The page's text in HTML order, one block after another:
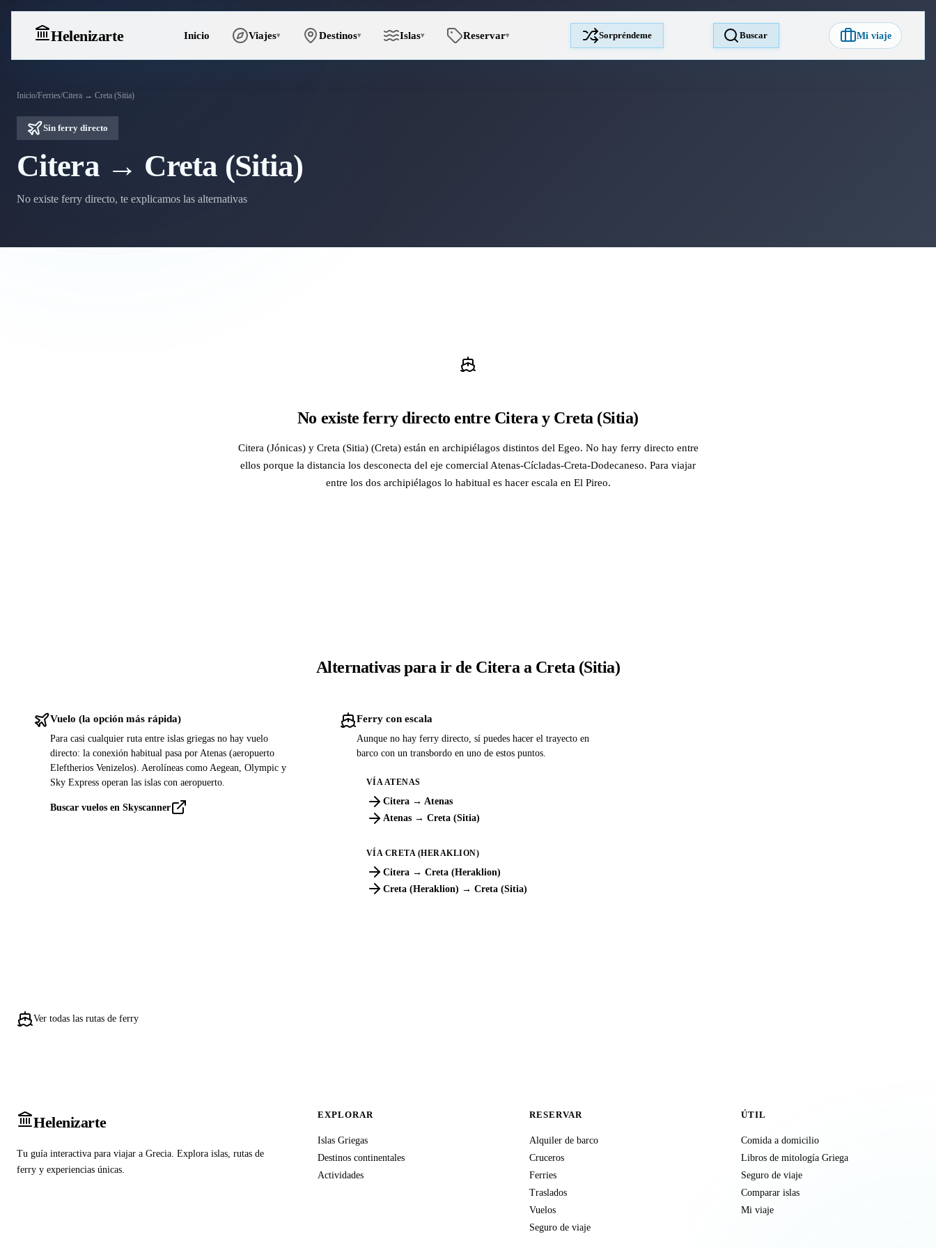
Helenizarte Inicio Viajes▾ Destinos▾ Islas▾ Reservar▾ Sorpréndeme Buscar Mi viaje
Inicio/Ferries/Citera → Creta (Sitia)
Sin ferry directo
Citera → Creta (Sitia)
No existe ferry directo, te explicamos las alternativas
No existe ferry directo entre Citera y Creta (Sitia)
Citera (Jónicas) y Creta (Sitia) (Creta) están en archipiélagos distintos del Egeo. No hay ferry directo entre
ellos porque la distancia los desconecta del eje comercial Atenas-Cícladas-Creta-Dodecaneso. Para viajar
entre los dos archipiélagos lo habitual es hacer escala en El Pireo.
Alternativas para ir de Citera a Creta (Sitia)
Vuelo (la opción más rápida)
Para casi cualquier ruta entre islas griegas no hay vuelo
directo: la conexión habitual pasa por Atenas (aeropuerto
Eleftherios Venizelos). Aerolíneas como Aegean, Olympic y
Sky Express operan las islas con aeropuerto.
Buscar vuelos en Skyscanner
Ferry con escala
Aunque no hay ferry directo, sí puedes hacer el trayecto en
barco con un transbordo en uno de estos puntos.
VÍA ATENAS
Citera → Atenas
Atenas → Creta (Sitia)
VÍA CRETA (HERAKLION)
Citera → Creta (Heraklion)
Creta (Heraklion) → Creta (Sitia)
Ver todas las rutas de ferry
Helenizarte
Tu guía interactiva para viajar a Grecia. Explora islas, rutas de
ferry y experiencias únicas.
EXPLORAR
Islas Griegas
Destinos continentales
Actividades
RESERVAR
Alquiler de barco
Cruceros
Ferries
Traslados
Vuelos
Seguro de viaje
ÚTIL
Comida a domicilio
Libros de mitología Griega
Seguro de viaje
Comparar islas
Mi viaje